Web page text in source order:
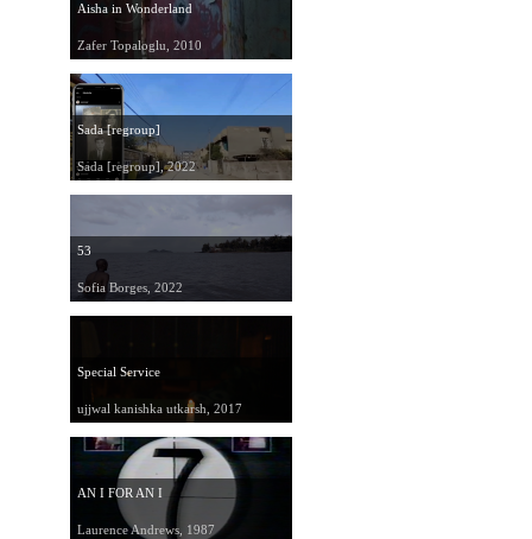
Aisha in Wonderland
Zafer Topaloglu, 2010
Sada [regroup]
Sada [regroup], 2022
53
Sofia Borges, 2022
Special Service
ujjwal kanishka utkarsh, 2017
AN I FOR AN I
Laurence Andrews, 1987